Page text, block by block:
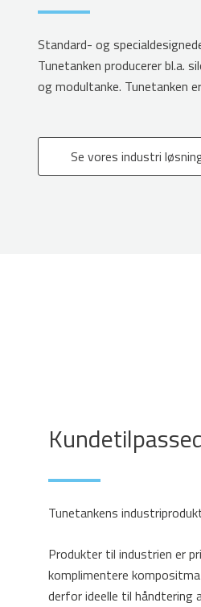
Standard- og
Tunetanken producerer bl.a.
og modultanke. Tunetanken
Se vores industri
Tunetankens
Produkter til industrien er
komplimentere
derfor ideelle til håndtering